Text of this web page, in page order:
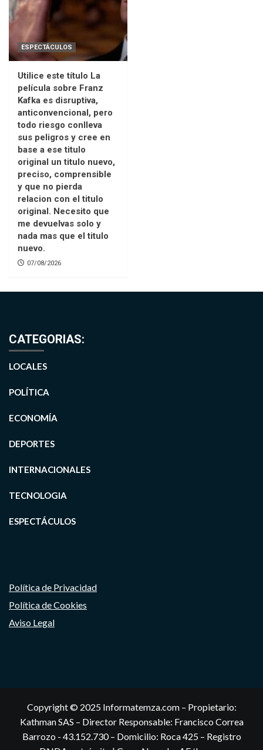
ESPECTÁCULOS
Utilice este título La
película sobre Franz
Kafka es disruptiva,
anticonvencional, pero
todo riesgo conlleva
sus peligros y cree en
base a ese titulo
original un titulo nuevo,
preciso, comprensible
y que no pierda
relacion con el titulo
original. Necesito que
me devuelvas solo y
nada mas que el titulo
nuevo.
07/08/2026
CATEGORIAS:
LOCALES
POLÍTICA
ECONOMÍA
DEPORTES
INTERNACIONALES
TECNOLOGIA
ESPECTÁCULOS
Política de Privacidad
Política de Cookies
Aviso Legal
Copyright © 2025 Informatemza.com – Propietario:
Kathman SAS – Director Responsable: Francisco Correa
Barrozo - 43.152.730 – Domicilio: Roca 425 – Registro